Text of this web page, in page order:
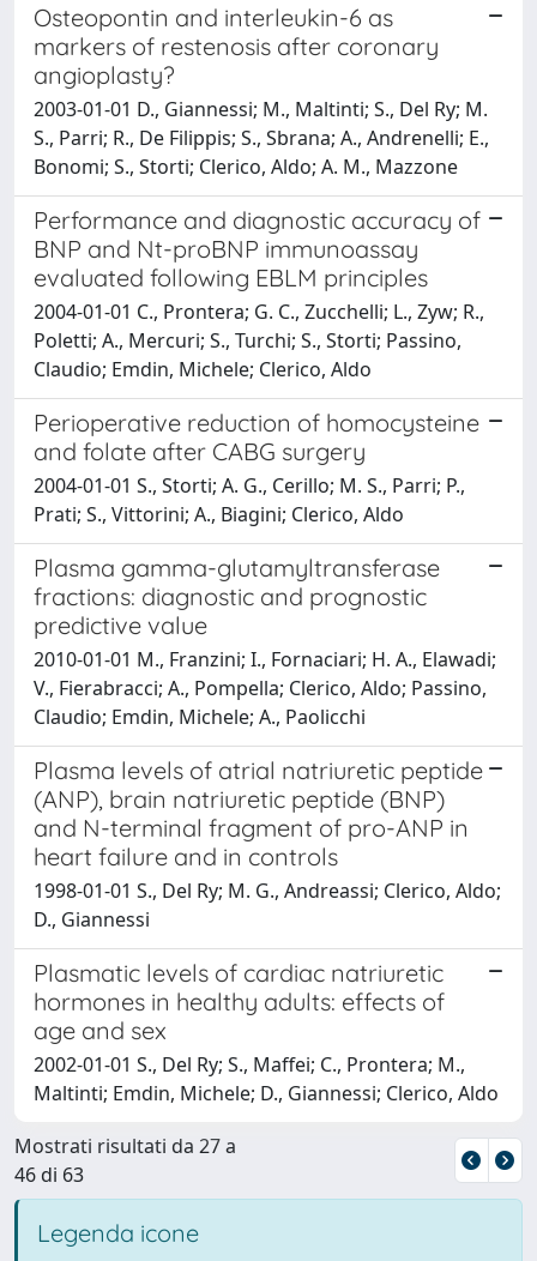
Osteopontin and interleukin-6 as
markers of restenosis after coronary
angioplasty?
2003-01-01 D., Giannessi; M., Maltinti; S., Del Ry; M.
S., Parri; R., De Filippis; S., Sbrana; A., Andrenelli; E.,
Bonomi; S., Storti; Clerico, Aldo; A. M., Mazzone
Performance and diagnostic accuracy of
BNP and Nt-proBNP immunoassay
evaluated following EBLM principles
2004-01-01 C., Prontera; G. C., Zucchelli; L., Zyw; R.,
Poletti; A., Mercuri; S., Turchi; S., Storti; Passino,
Claudio; Emdin, Michele; Clerico, Aldo
Perioperative reduction of homocysteine
and folate after CABG surgery
2004-01-01 S., Storti; A. G., Cerillo; M. S., Parri; P.,
Prati; S., Vittorini; A., Biagini; Clerico, Aldo
Plasma gamma-glutamyltransferase
fractions: diagnostic and prognostic
predictive value
2010-01-01 M., Franzini; I., Fornaciari; H. A., Elawadi;
V., Fierabracci; A., Pompella; Clerico, Aldo; Passino,
Claudio; Emdin, Michele; A., Paolicchi
Plasma levels of atrial natriuretic peptide
(ANP), brain natriuretic peptide (BNP)
and N-terminal fragment of pro-ANP in
heart failure and in controls
1998-01-01 S., Del Ry; M. G., Andreassi; Clerico, Aldo;
D., Giannessi
Plasmatic levels of cardiac natriuretic
hormones in healthy adults: effects of
age and sex
2002-01-01 S., Del Ry; S., Maffei; C., Prontera; M.,
Maltinti; Emdin, Michele; D., Giannessi; Clerico, Aldo
Mostrati risultati da 27 a
46 di 63
Legenda icone